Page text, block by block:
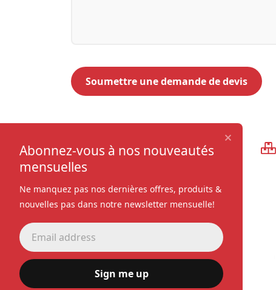
Qualité supérieure
Abonnez-vous à nos nouveautés
mensuelles
Ne manquez pas nos dernières offres, produits &
nouvelles pas dans notre newsletter mensuelle!
Sign me up